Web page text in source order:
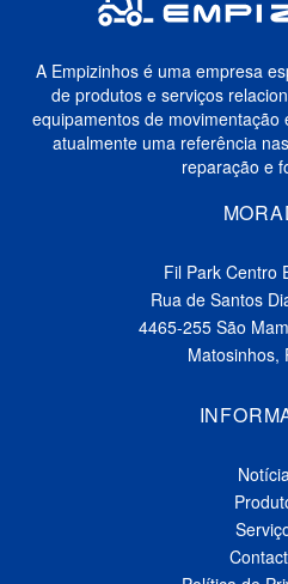
A Empizinhos é uma empresa
de produtos e serviços
equipamentos de
atualmente uma referência
reparação e
Fil Park Centro
Rua de Santos
4465-255 São
Matosinhos,